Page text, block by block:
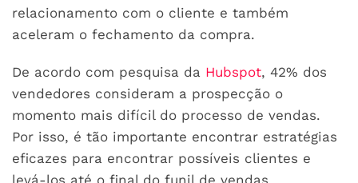
relacionamento com o cliente e também
aceleram o fechamento da compra.
De acordo com pesquisa da Hubspot, 42% dos
vendedores consideram a prospecção o
momento mais difícil do processo de vendas.
Por isso, é tão importante encontrar estratégias
eficazes para encontrar possíveis clientes e
levá-los até o final do funil de vendas.